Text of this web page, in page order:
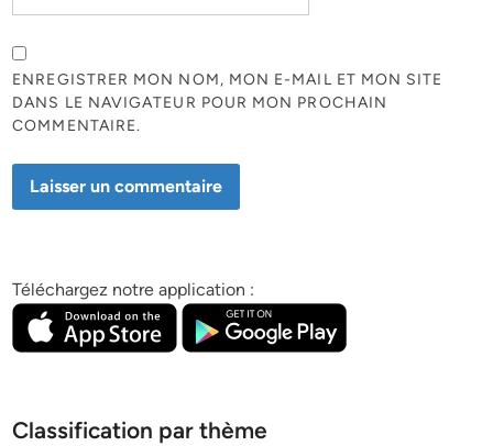
ENREGISTRER MON NOM, MON E-MAIL ET MON SITE
DANS LE NAVIGATEUR POUR MON PROCHAIN
COMMENTAIRE.
Téléchargez notre application :
Classification par thème